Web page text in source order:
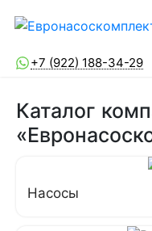
+7 (922) 188-34-29
Каталог
Насосы